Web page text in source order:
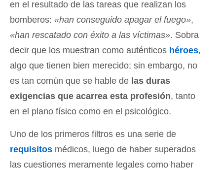
en el resultado de las tareas que realizan los
bomberos: «han conseguido apagar el fuego»,
«han rescatado con éxito a las víctimas». Sobra
decir que los muestran como auténticos héroes,
algo que tienen bien merecido; sin embargo, no
es tan común que se hable de las duras
exigencias que acarrea esta profesión, tanto
en el plano físico como en el psicológico.
Uno de los primeros filtros es una serie de
requisitos médicos, luego de haber superados
las cuestiones meramente legales como haber